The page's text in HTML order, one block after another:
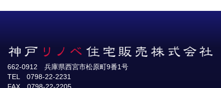
662-0912 兵庫県西宮市松原町9番1号
TEL 0798-22-2231